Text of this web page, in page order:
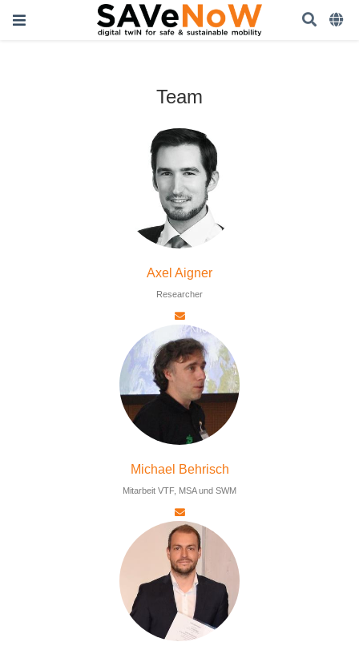
Team
Axel Aigner
Researcher
Michael Behrisch
Mitarbeit VTF, MSA und SWM